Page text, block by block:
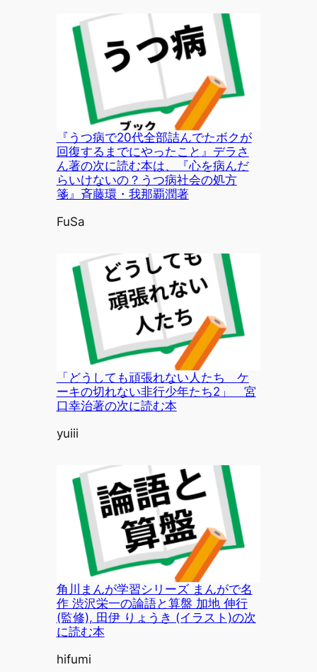
『うつ病で20代全部詰んでたボクが
回復するまでにやったこと』デラさ
ん著の次に読む本は、『心を病んだ
らいけないの？うつ病社会の処方
箋』斉藤環・我那覇潤著
投稿者
FuSa
「どうしても頑張れない人たち ケ
ーキの切れない非行少年たち2」 宮
口幸治著の次に読む本
投稿者
yuiii
角川まんが学習シリーズ まんがで名
作 渋沢栄一の論語と算盤 加地 伸行
(監修), 田伊 りょうき (イラスト)の次
に読む本
投稿者
hifumi